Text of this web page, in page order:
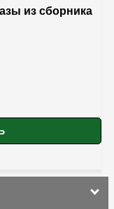
из сборника